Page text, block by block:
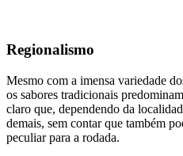
Regionalismo
Mesmo com a imensa variedade
os sabores tradicionais
claro que, dependendo da
demais, sem contar que também
peculiar para a rodada.